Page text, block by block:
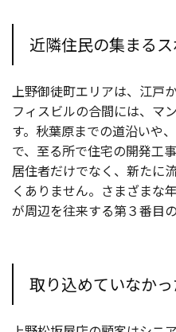
近隣住民の集まる
上野御徒町エリアは、江戸
フィスビルの合間には、マ
す。秋葉原までの道沿いや
で、至る所で住宅の開発工
居住者だけでなく、新たに
くありません。さまざまな
が周辺を往来する第３番目
取り込めていなか